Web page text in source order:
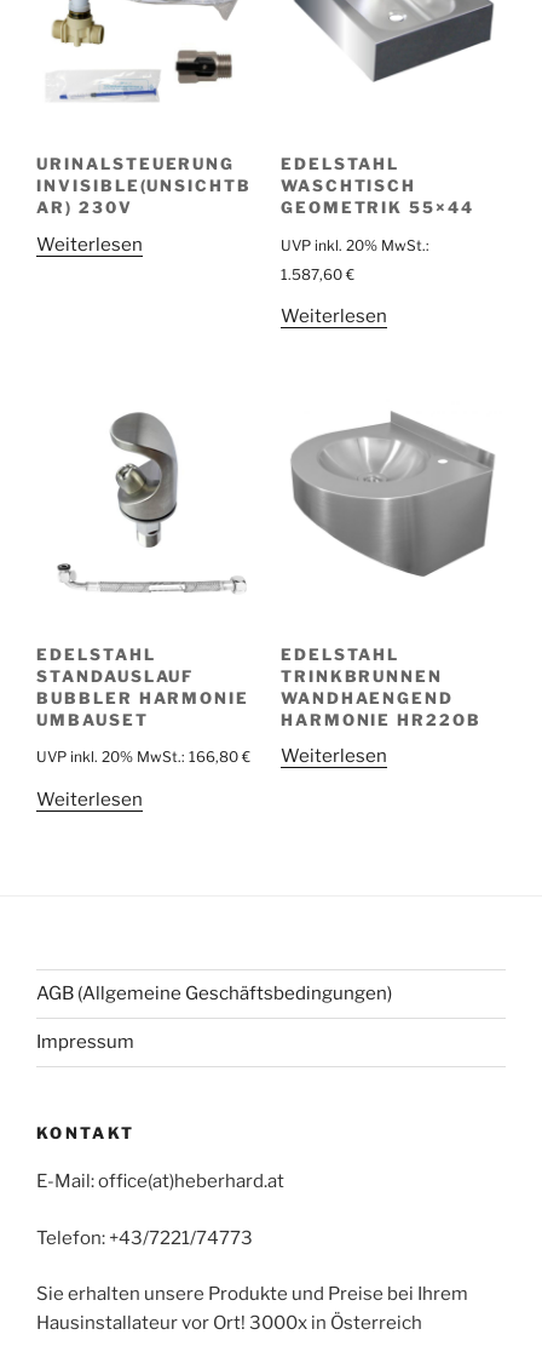
URINALSTEUERUNG
INVISIBLE(UNSICHTB
AR) 230V
Weiterlesen
EDELSTAHL
WASCHTISCH
GEOMETRIK 55×44
UVP inkl. 20% MwSt.:
1.587,60 €
Weiterlesen
EDELSTAHL
STANDAUSLAUF
BUBBLER HARMONIE
UMBAUSET
UVP inkl. 20% MwSt.: 166,80 €
Weiterlesen
EDELSTAHL
TRINKBRUNNEN
WANDHAENGEND
HARMONIE HR22OB
Weiterlesen
AGB (Allgemeine Geschäftsbedingungen)
Impressum
KONTAKT
E-Mail: office(at)heberhard.at
Telefon: +43/7221/74773
Sie erhalten unsere Produkte und Preise bei Ihrem
Hausinstallateur vor Ort! 3000x in Österreich